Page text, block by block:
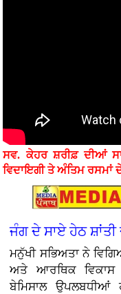
ਸਵ. ਕੇਹਰ ਸ਼ਰੀਫ਼ ਦੀਆਂ
ਵਿਦਾਇਗੀ ਤੇ ਅੰਤਿਮ ਰਸਮਾਂ
ਜੰਗ ਦੇ ਸਾਏ ਹੇਠ
ਮਨੁੱਖੀ ਸਭਿਅਤਾ ਨੇ
ਅਤੇ ਆਰਥਿਕ
ਬੇਮਿਸਾਲ ਉਪਲਬਧੀਆਂ